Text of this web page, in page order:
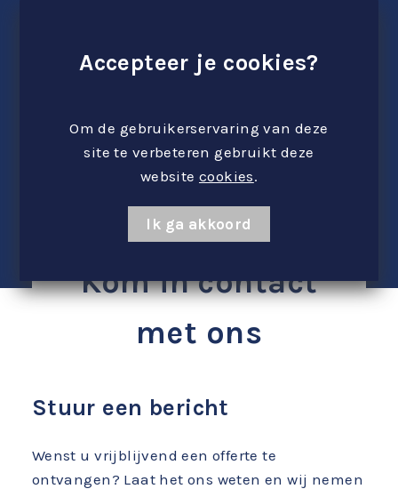
Kom in contact
met ons
Stuur een bericht
Wenst u vrijblijvend een offerte te
ontvangen? Laat het ons weten en wij nemen
Accepteer je cookies?
Om de gebruikerservaring van deze
site te verbeteren gebruikt deze
website cookies.
Ik ga akkoord